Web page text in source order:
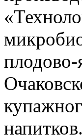
плодово-
напитков.